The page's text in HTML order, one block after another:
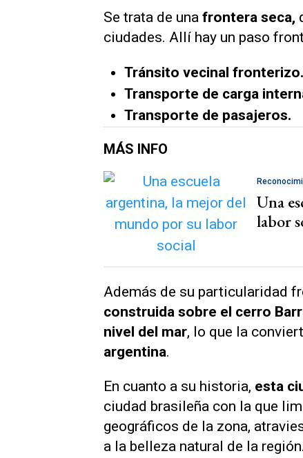
Se trata de una frontera seca,
ciudades. Allí hay un paso
Tránsito vecinal fronterizo.
Transporte de carga
Transporte de pasajeros.
MÁS INFO
Una
labor
Además de su particularidad
construida sobre el cerro
nivel del mar, lo que la
argentina.
En cuanto a su historia, esta
ciudad brasileña con la que
geográficos de la zona,
a la belleza natural de la región.